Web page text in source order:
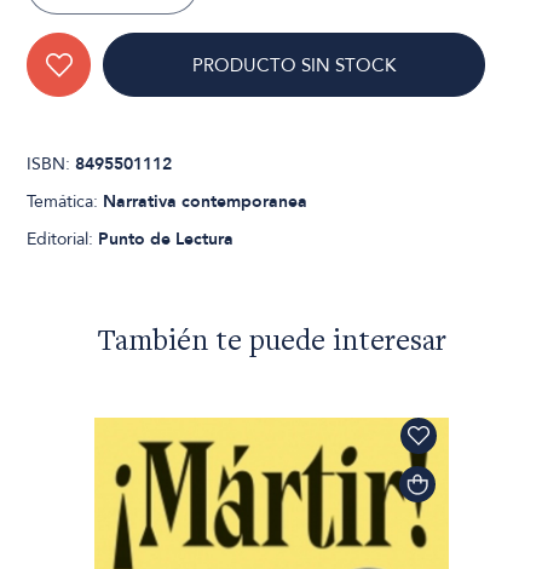
PRODUCTO SIN STOCK
ISBN:8495501112
Temática: Narrativa contemporanea
Editorial: Punto de Lectura
También te puede interesar